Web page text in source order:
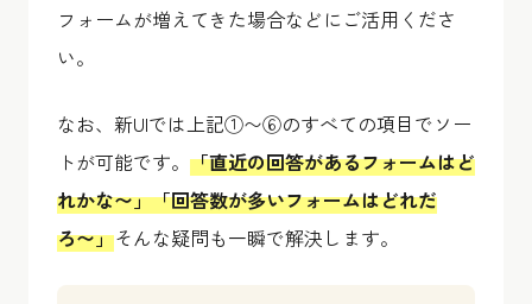
フォームが増えてきた場合などにご活用くださ
い。
なお、新UIでは上記①〜⑥のすべての項目でソー
トが可能です。 「直近の回答があるフォームはど
れかな〜」「回答数が多いフォームはどれだ
ろ〜」そんな疑問も一瞬で解決します。